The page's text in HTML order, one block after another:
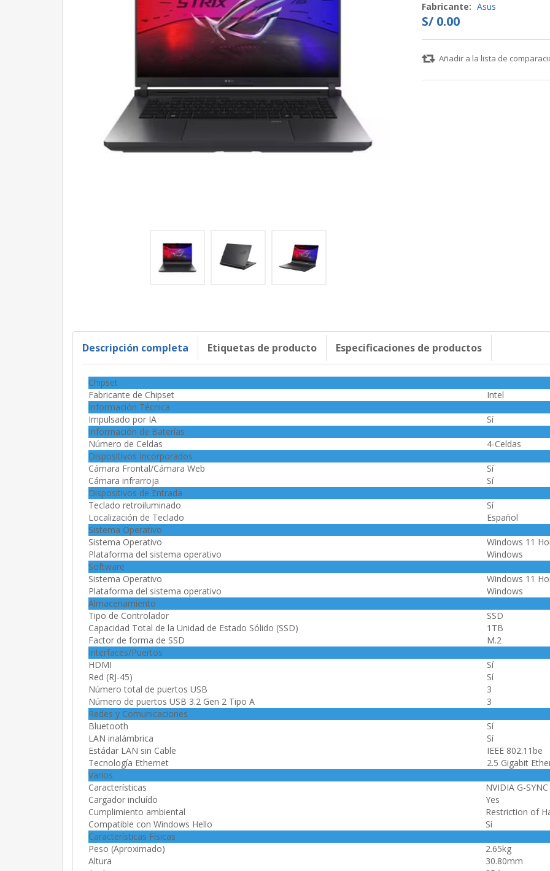
Fabricante: Asus
S/ 0.00
Añadir a la lista de
Descripción completa Etiquetas de producto Especificaciones de productos
Chipset
Fabricante de Chipset
Intel
Información Técnica
Impulsado por IA
Sí
Información de Baterías
Número de Celdas
4-Celdas
Dispositivos Incorporados
Cámara Frontal/Cámara Web
Sí
Cámara infrarroja
Sí
Dispositivos de Entrada
Teclado retroiluminado
Sí
Localización de Teclado
Español
Sistema Operativo
Sistema Operativo
Windows 11
Plataforma del sistema operativo
Windows
Software
Sistema Operativo
Windows 11
Plataforma del sistema operativo
Windows
Almacenamiento
Tipo de Controlador
SSD
Capacidad Total de la Unidad de Estado Sólido (SSD)
1TB
Factor de forma de SSD
M.2
Interfaces/Puertos
HDMI
Sí
Red (RJ-45)
Sí
Número total de puertos USB
3
Número de puertos USB 3.2 Gen 2 Tipo A
3
Redes y Comunicaciones
Bluetooth
Sí
LAN inalámbrica
Sí
Estádar LAN sin Cable
IEEE 802.11be
Tecnología Ethernet
2.5 Gigabit
Varios
Características
NVIDIA G-SYNC
Cargador incluído
Yes
Cumplimiento ambiental
Restriction of
Compatible con Windows Hello
Sí
Características Físicas
Peso (Aproximado)
2.65kg
Altura
30.80mm